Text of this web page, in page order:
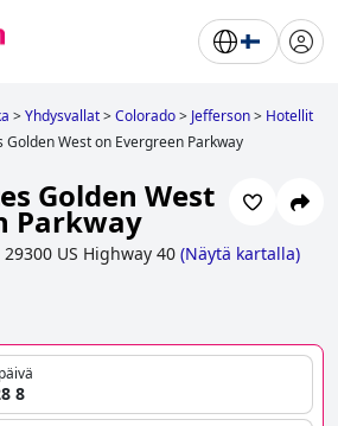
>Yhdysvallat>Colorado> Jefferson> Hotellit
Golden West on Evergreen Parkway
Golden West
Parkway
29300 US Highway 40 (Näytä kartalla)
8